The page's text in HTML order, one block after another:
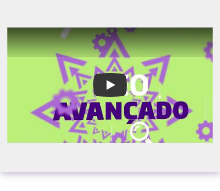
Agência de SEO no Alagoas